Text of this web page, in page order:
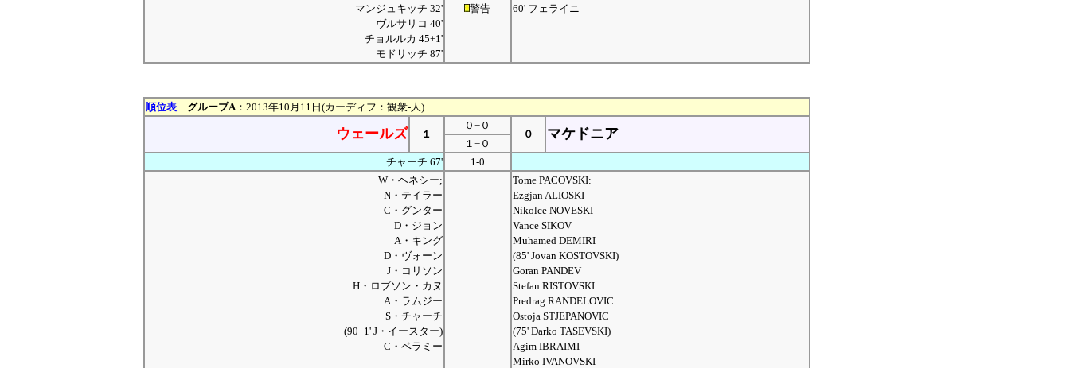
マンジュキッチ 32'
ヴルサリコ 40'
チョルルカ 45+1'
モドリッチ 87'
警告 60' フェライニ
順位表 グループA：2013年10月11日(カーディフ：観衆-人)
ウェールズ １
０−０
０ マケドニア
１−０
チャーチ 67'
1-0
W・ヘネシー;
N・テイラー
C・グンター
D・ジョン
A・キング
D・ヴォーン
J・コリソン
H・ロブソン・カヌ
A・ラムジー
S・チャーチ
(90+1' J・イースター)
C・ベラミー
Tome PACOVSKI:
Ezgjan ALIOSKI
Nikolce NOVESKI
Vance SIKOV
Muhamed DEMIRI
(85' Jovan KOSTOVSKI)
Goran PANDEV
Stefan RISTOVSKI
Predrag RANDELOVIC
Ostoja STJEPANOVIC
(75' Darko TASEVSKI)
Agim IBRAIMI
Mirko IVANOVSKI